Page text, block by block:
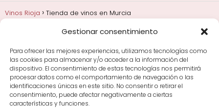
Gestionar consentimiento
Para ofrecer las mejores experiencias, utilizamos tecnologías como
las cookies para almacenar y/o acceder a la información del
dispositivo. El consentimiento de estas tecnologías nos permitirá
procesar datos como el comportamiento de navegación o las
identificaciones únicas en este sitio. No consentir o retirar el
consentimiento, puede afectar negativamente a ciertas
características y funciones.
Vinos Rioja Tienda de vinos en Murcia
Añadas, crianza y guarda
Bodegas y marcas de
Rioja
Cata y aprender a probar vino
Comprar vino
Rioja y guías de regalo
Cultura del vino y
curiosidades
Enoturismo en Rioja
Maridajes y vino en la mesa
Tiendas de vino por
ciudades
Tipos de Rioja y clasificación